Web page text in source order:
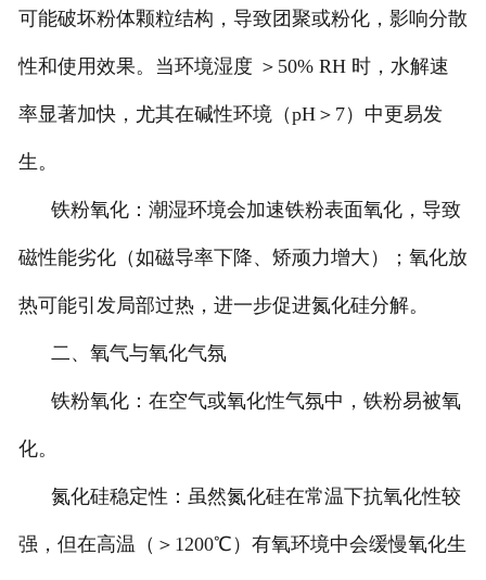
可能破坏粉体颗粒结构，导致团聚或粉化，影响分散
性和使用效果。当环境湿度 ＞50% RH 时，水解速
率显著加快，尤其在碱性环境（pH＞7）中更易发
生。
铁粉氧化：潮湿环境会加速铁粉表面氧化，导致
磁性能劣化（如磁导率下降、矫顽力增大）；氧化放
热可能引发局部过热，进一步促进氮化硅分解。
二、氧气与氧化气氛
铁粉氧化：在空气或氧化性气氛中，铁粉易被氧
化。
氮化硅稳定性：虽然氮化硅在常温下抗氧化性较
强，但在高温（＞1200℃）有氧环境中会缓慢氧化生